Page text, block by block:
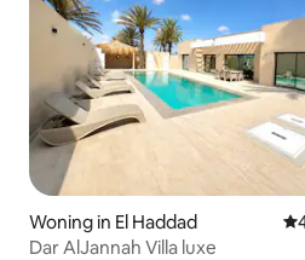
Woning in El Haddad
Dar AlJannah Villa luxe